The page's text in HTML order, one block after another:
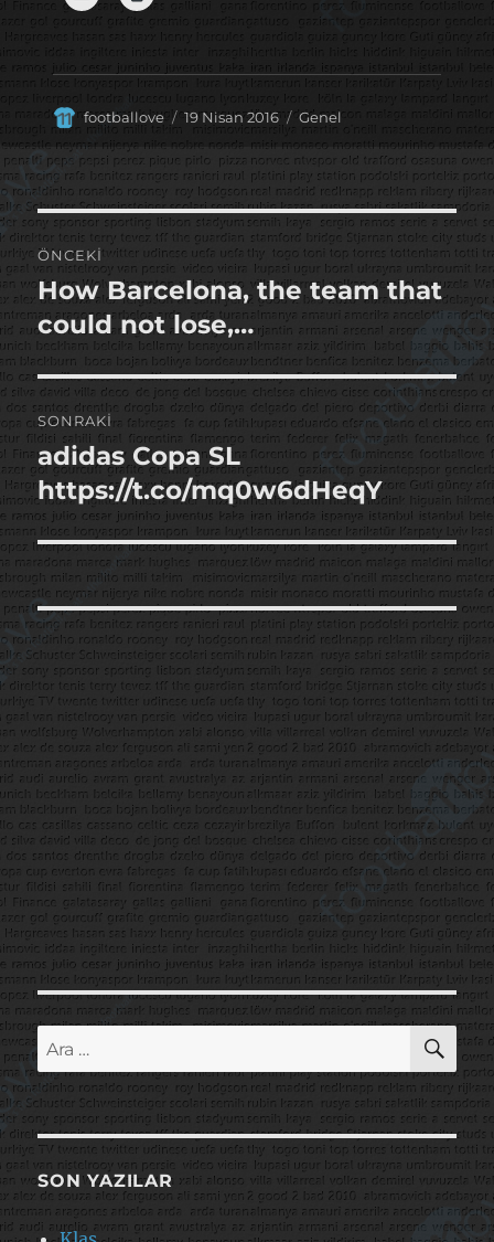
Yazar
footballove
Yayın
19 Nisan 2016 Kategoriler
Genel
Yazı
gezinmesi
ÖNCEKI
Önceki
yazı:
How Barcelona, the team that
could not lose,…
SONRAKI
Sonraki
yazı:
adidas Copa SL
https://t.co/mq0w6dHeqY
Ara:
SON YAZILAR